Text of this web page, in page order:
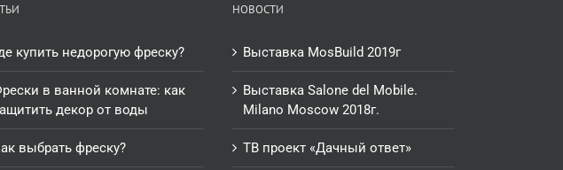
купить недорогую фреску?
в ванной комнате: как
декор от воды
выбрать фреску?
НОВОСТИ
Выставка MosBuild 2019г
Выставка Salone del Mobile.
Milano Moscow 2018г.
ТВ проект «Дачный ответ»